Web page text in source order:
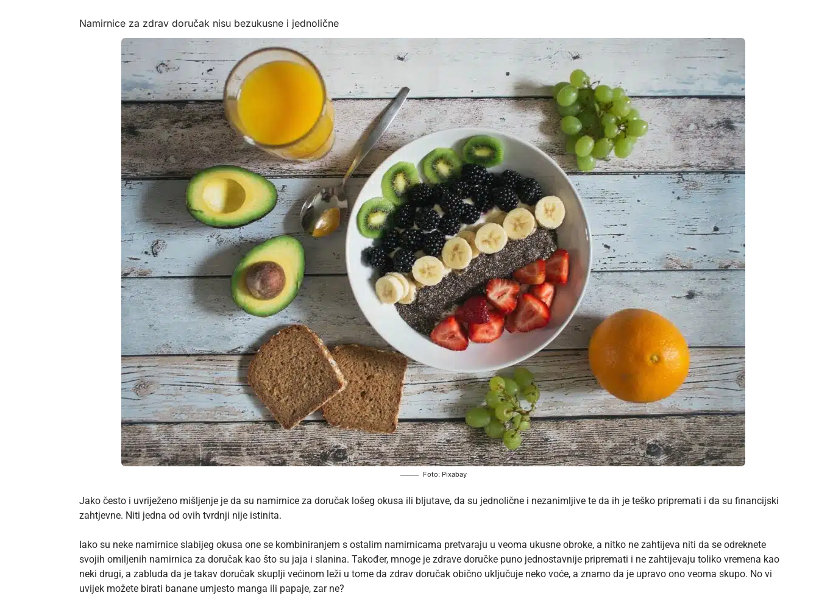
Namirnice za zdrav doručak nisu bezukusne i jednolične
Foto: Pixabay
Jako često i uvriježeno mišljenje je da su namirnice za doručak lošeg okusa ili bljutave, da su jednolične i nezanimljive te da ih je teško pripremati i da su financijski
zahtjevne. Niti jedna od ovih tvrdnji nije istinita.
Iako su neke namirnice slabijeg okusa one se kombiniranjem s ostalim namirnicama pretvaraju u veoma ukusne obroke, a nitko ne zahtijeva niti da se odreknete
svojih omiljenih namirnica za doručak kao što su jaja i slanina. Također, mnoge je zdrave doručke puno jednostavnije pripremati i ne zahtijevaju toliko vremena kao
neki drugi, a zabluda da je takav doručak skuplji većinom leži u tome da zdrav doručak obično uključuje neko voće, a znamo da je upravo ono veoma skupo. No vi
uvijek možete birati banane umjesto manga ili papaje, zar ne?